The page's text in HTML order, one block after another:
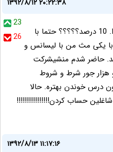
۱۳۹۲/۸/۱۲ ۲۰:۲۲:۳۸
23
26
بابا بیخیال. عجب رویی دارن بخدا. 10 درصد؟؟؟؟؟ حتما با
یکی مث من با لیسانس و
نشد. حاضر شدم منشیشرکت
جور شرط و شروط
درس خوندن بهتره. حالا
حساب کردن!!!!!!!!!!!!!!!!
۱۳۹۲/۸/۱۳ ۱۱:۱۷:۱۶